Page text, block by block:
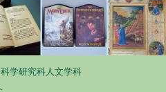
学研究科人文学科